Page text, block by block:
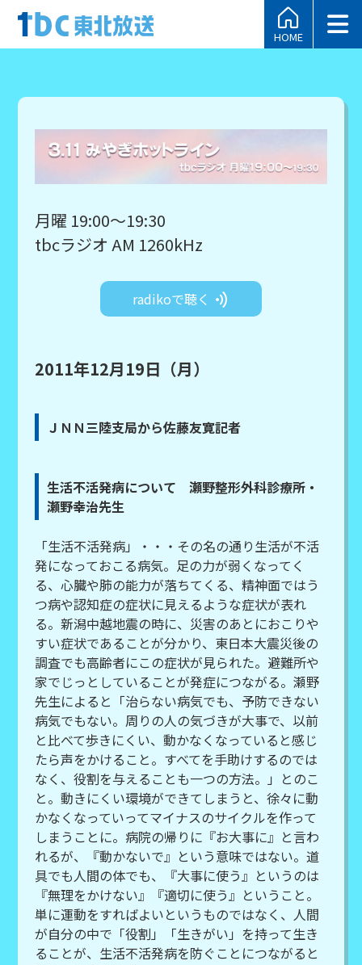
HOME
月曜 19:00～19:30
tbcラジオ AM 1260kHz
radikoで聴く
2011年12月19日（月）
ＪＮＮ三陸支局から佐藤友寛記者
生活不活発病について 瀬野整形外科診療所・
瀬野幸治先生
「生活不活発病」・・・その名の通り生活が不活
発になっておこる病気。足の力が弱くなってく
る、心臓や肺の能力が落ちてくる、精神面ではう
つ病や認知症の症状に見えるような症状が表れ
る。新潟中越地震の時に、災害のあとにおこりや
すい症状であることが分かり、東日本大震災後の
調査でも高齢者にこの症状が見られた。避難所や
家でじっとしていることが発症につながる。瀬野
先生によると「治らない病気でも、予防できない
病気でもない。周りの人の気づきが大事で、以前
と比べて歩きにくい、動かなくなっていると感じ
たら声をかけること。すべてを手助けするのでは
なく、役割を与えることも一つの方法。」とのこ
と。動きにくい環境ができてしまうと、徐々に動
かなくなっていってマイナスのサイクルを作って
しまうことに。病院の帰りに『お大事に』と言わ
れるが、『動かないで』という意味ではない。道
具でも人間の体でも、『大事に使う』というのは
『無理をかけない』『適切に使う』ということ。
単に運動をすればよいというものではなく、人間
が自分の中で「役割」「生きがい」を持って生き
ることが、生活不活発病を防ぐことにつながると